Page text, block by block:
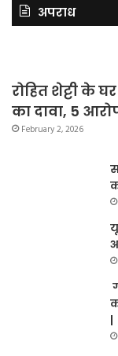
अपराध
रोहित शेट्टी के
का दावा, 5
February 2, 2026
|